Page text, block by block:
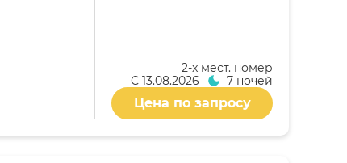
2-x мест. номер
С 13.08.2026 7 ночей
Цена по запросу